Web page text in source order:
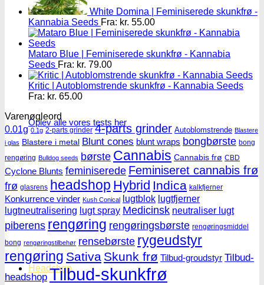
Oplev alle vores tests her
Headshop
White Domina | Feminiserede skunkfrø -
Kannabia Seeds Fra: kr. 55.00
Mataro Blue | Feminiserede skunkfrø - Kannabia
Seeds Fra: kr. 79.00
Kritic | Autoblomstrende skunkfrø - Kannabia Seeds
Fra: kr. 65.00
Varenøgleord
0.01g 0.1g 2-parts grinder 4-parts grinder Autoblomstrende Blastere
i glas Blastere i metal Blunt cones blunt wraps bongbørste bong
rengøring Bulldog seeds børste Cannabis Cannabis frø CBD
Cyclone Blunts feminiserede Feminiseret cannabis frø
frø glasrens headshop Hybrid Indica kalkfjerner
Konkurrence vinder Kush Conical lugtblok lugtfjerner
lugtneutralisering lugt spray Medicinsk neutraliser lugt
piberens rengøring rengøringsbørste rengøringsmiddel
bong rengøringstilbehør rensebørste rygeudstyr
rengøring Sativa Skunk frø Tilbud-groudstyr Tilbud-
headshop Tilbud-skunkfrø